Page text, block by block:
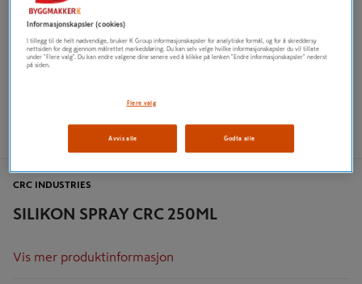
SILIKON SPRAY CRC 250ML
CRC INDUSTRIES
Vis mer produktinformasjon
Informasjonskapsler (cookies)
I tillegg til de helt nødvendige, bruker K Group informasjonskapsler for analytiske formål, og for å skreddersy
nettsiden for deg gjennom målrettet markedsføring. Du kan selv velge hvilke informasjonskapsler du vil tillate
under "Flere valg". Du kan endre valgene dine senere ved å klikke på lenken "Endre informasjonskapsler" nederst
på siden.
Flere valg
Avvis alle Godta alle